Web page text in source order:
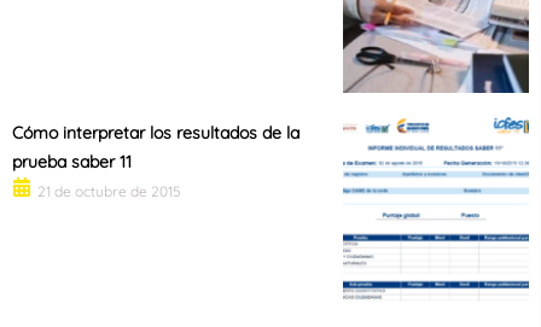
Cómo interpretar los resultados de la
prueba saber 11
21 de octubre de 2015